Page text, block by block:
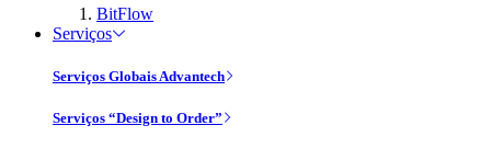
BitFlow
Serviços
Serviços Globais Advantech
Serviços “Design to Order”